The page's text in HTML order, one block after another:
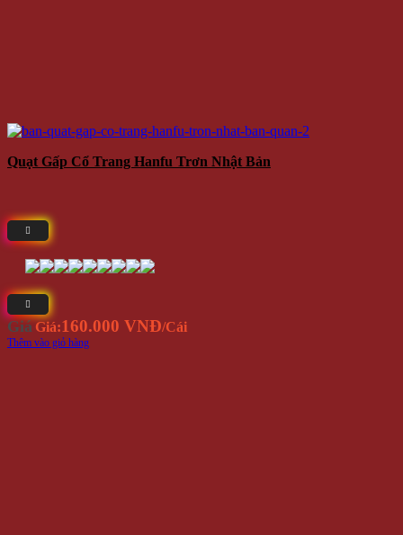
Quạt Gấp Cổ Trang Hanfu Trơn Nhật Bản
Giá Giá:160.000 VNĐ/Cái
Thêm vào giỏ hàng